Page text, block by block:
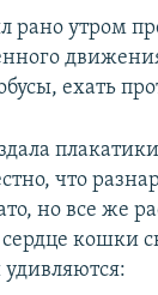
рано утром
ехать
что
но все же
кошки